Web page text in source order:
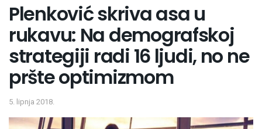
Plenković skriva asa u
rukavu: Na demografskoj
strategiji radi 16 ljudi, no ne
pršte optimizmom
5. lipnja 2018.